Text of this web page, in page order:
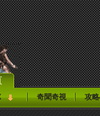
奇聞奇視 攻